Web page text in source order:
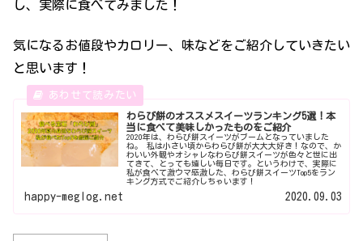
し、実際に食べてみました！
気になるお値段やカロリー、味などをご紹介していきたい
と思います！
わらび餅のオススメスイーツランキング5選！本
当に食べて美味しかったものをご紹介
2020年は、わらび餅スイーツがブームとなっていました
ね。 私は小さい頃からわらび餅が大大大好き！なので、か
わいい外観やオシャレなわらび餅スイーツが色々と世に出
てきて、とっても嬉しい毎日です。というわけで、実際に
私が食べて激ウマ感激した、わらび餅スイーツTop5をラン
キング方式でご紹介しちゃいます！
happy-meglog.net 2020.09.03